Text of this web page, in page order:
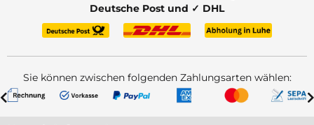
Deutsche Post und ✓ DHL
Sie können zwischen folgenden Zahlungsarten wählen: